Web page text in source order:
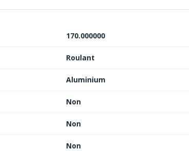
170.000000
Roulant
Aluminium
Non
Non
Non